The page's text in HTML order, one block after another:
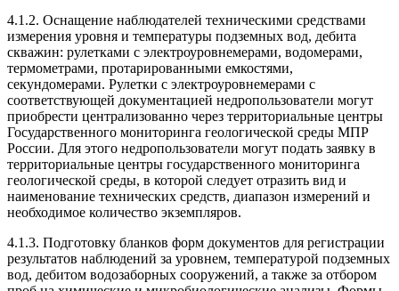
4.1.2. Оснащение наблюдателей техническими средствами
измерения уровня и температуры подземных вод, дебита
скважин: рулетками с электроуровнемерами, водомерами,
термометрами, протарированными емкостями,
секундомерами. Рулетки с электроуровнемерами с
соответствующей документацией недропользователи могут
приобрести централизованно через территориальные центры
Государственного мониторинга геологической среды МПР
России. Для этого недропользователи могут подать заявку в
территориальные центры государственного мониторинга
геологической среды, в которой следует отразить вид и
наименование технических средств, диапазон измерений и
необходимое количество экземпляров.
4.1.3. Подготовку бланков форм документов для регистрации
результатов наблюдений за уровнем, температурой подземных
вод, дебитом водозаборных сооружений, а также за отбором